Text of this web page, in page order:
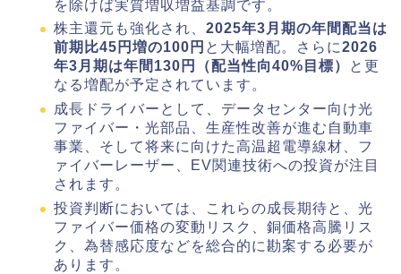
を除けば実質増収増益基調です。
株主還元も強化され、 2025年3月期の年間配当は
前期比45円増の100円 と大幅増配。さらに2026
年3月期は年間130円（配当性向40%目標）
と更
なる増配が予定されています。
成長ドライバーとして、データセンター向け光
ファイバー・光部品、生産性改善が進む自動車
事業、そして将来に向けた高温超電導線材、フ
ァイバーレーザー、EV関連技術への投資が注目
されます。
投資判断においては、これらの成長期待と、光
ファイバー価格の変動リスク、銅価格高騰リス
ク、為替感応度などを総合的に勘案する必要が
あります。